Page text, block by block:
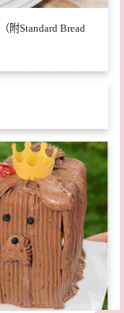
附Standard Bread